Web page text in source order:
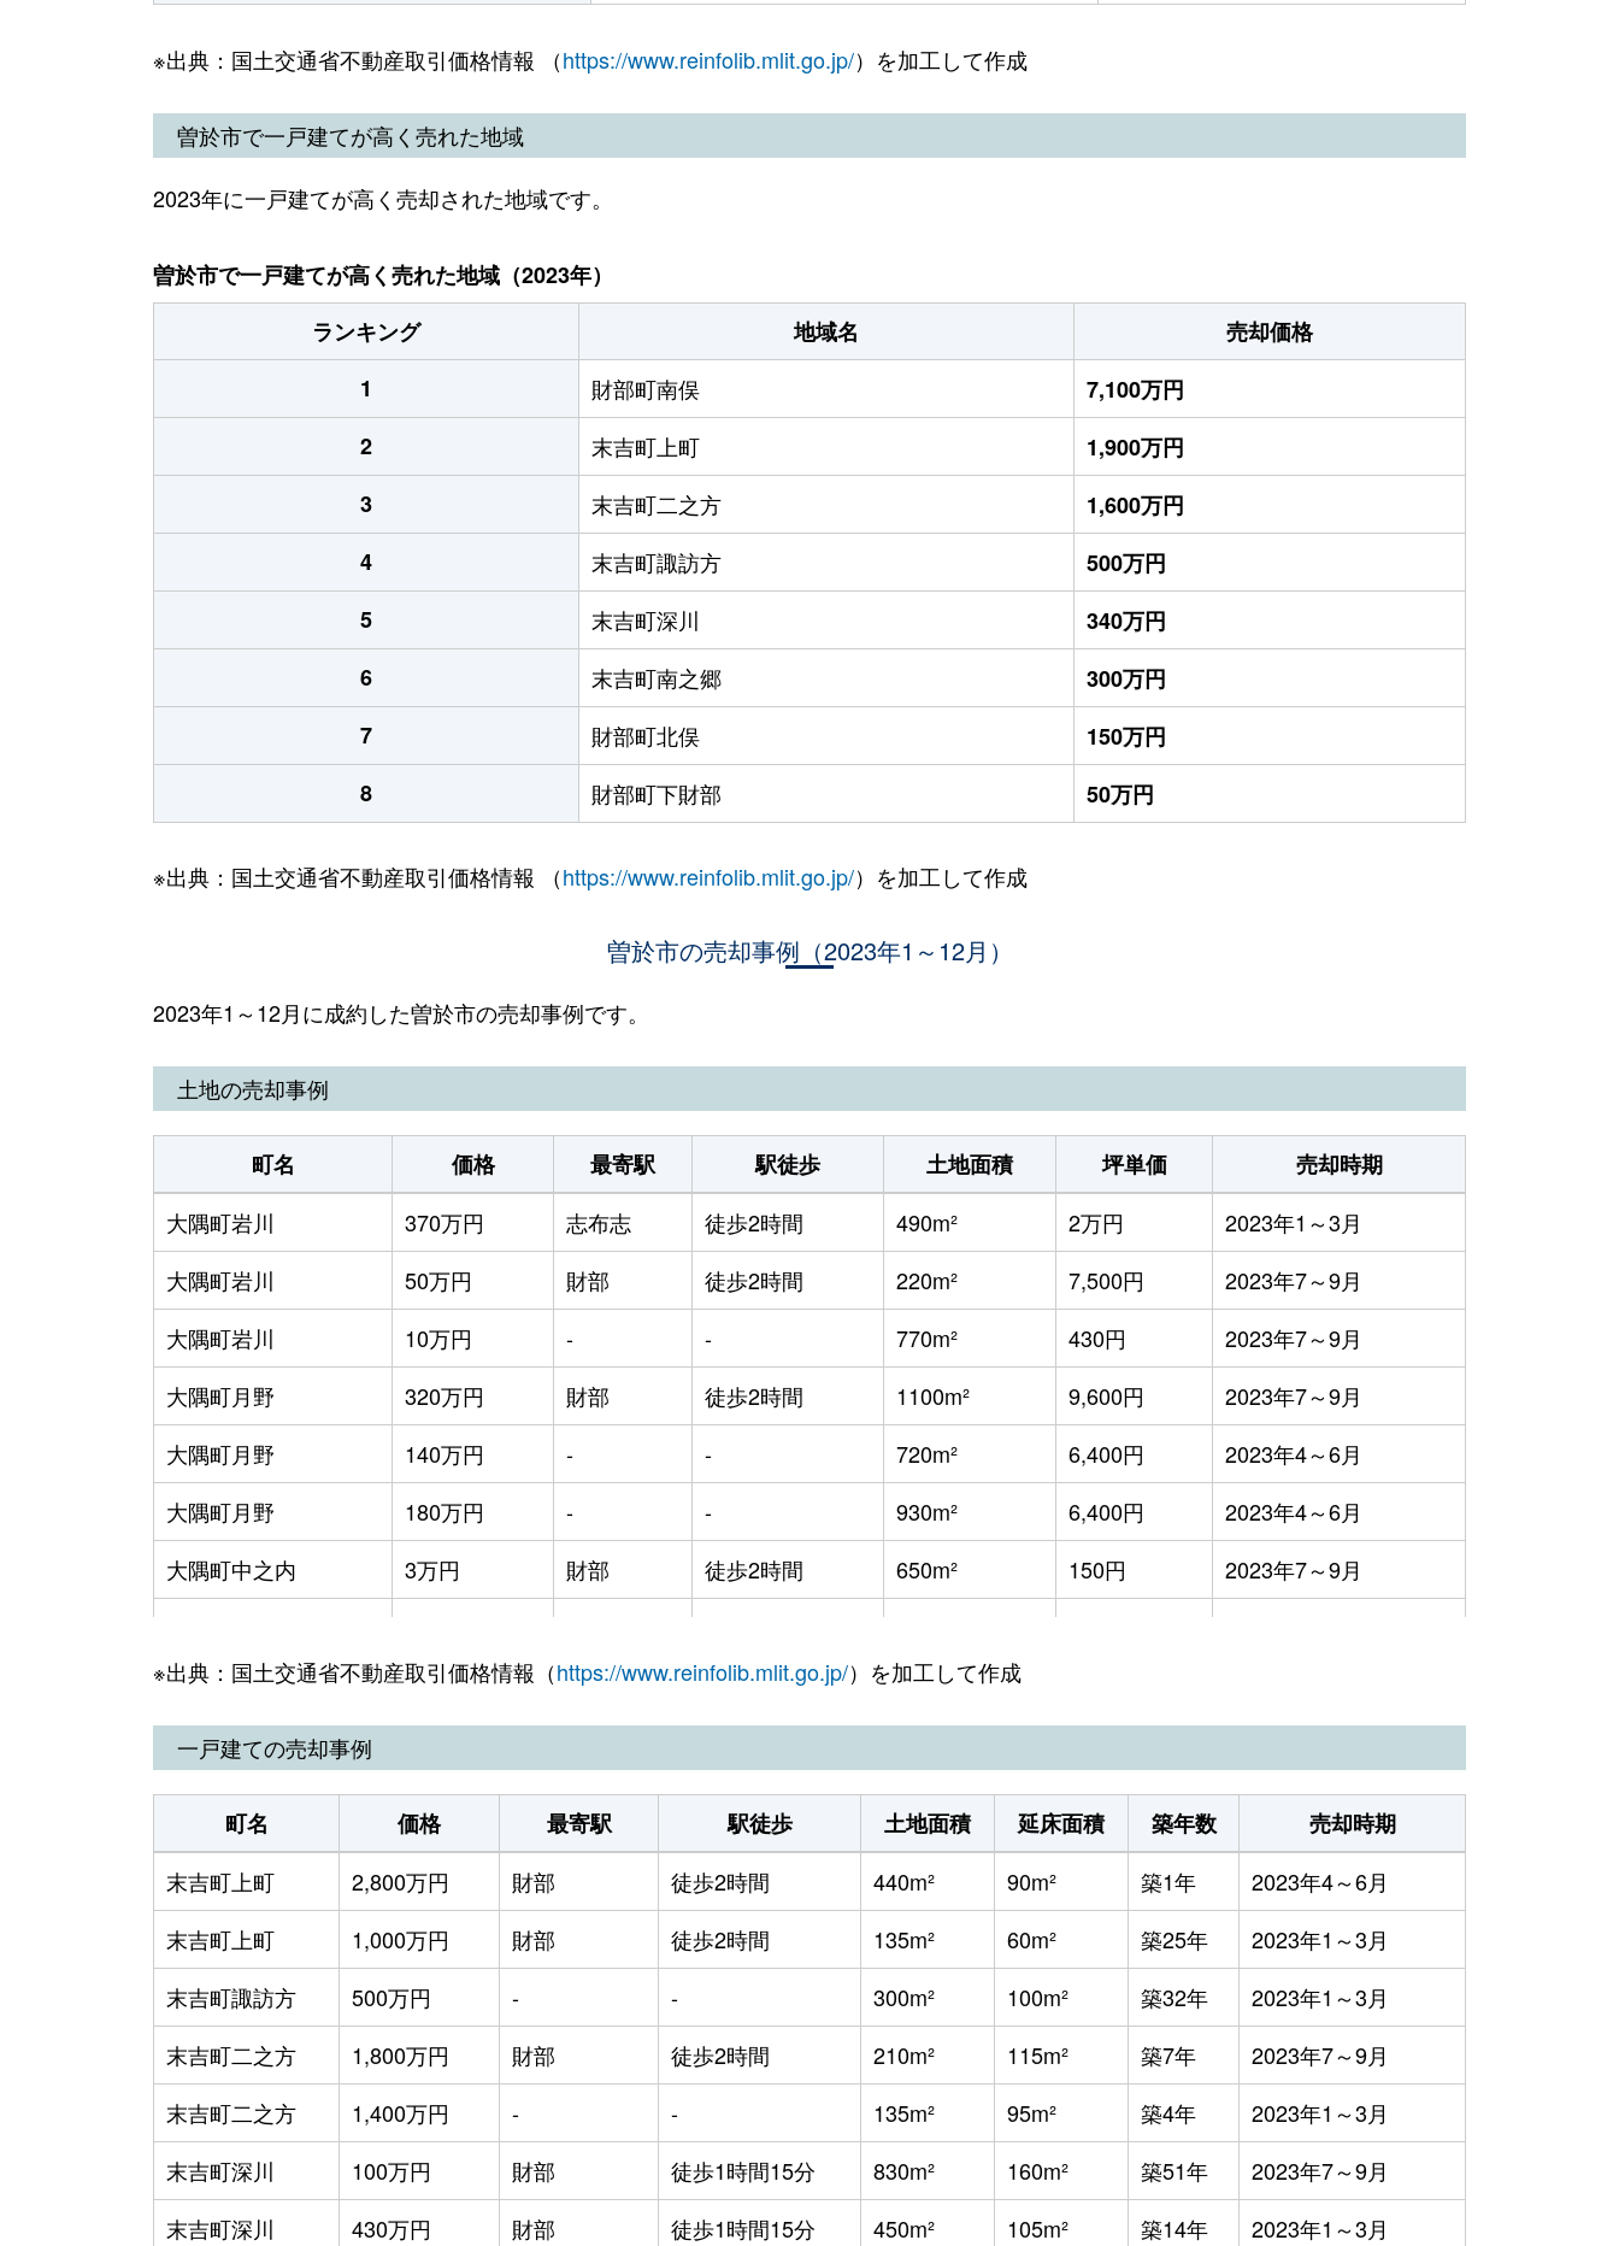
※出典：国土交通省不動産取引価格情報 （https://www.reinfolib.mlit.go.jp/）を加工して作成
曽於市で一戸建てが高く売れた地域
2023年に一戸建てが高く売却された地域です。
曽於市で一戸建てが高く売れた地域（2023年）
ランキング
地域名
売却価格
1
財部町南俣
7,100万円
2
末吉町上町
1,900万円
3
末吉町二之方
1,600万円
4
末吉町諏訪方
500万円
5
末吉町深川
340万円
6
末吉町南之郷
300万円
7
財部町北俣
150万円
8
財部町下財部 50万円
※出典：国土交通省不動産取引価格情報 （https://www.reinfolib.mlit.go.jp/）を加工して作成
曽於市の売却事例（2023年1～12月）
2023年1～12月に成約した曽於市の売却事例です。
土地の売却事例
町名 価格 最寄駅 駅徒歩 土地面積 坪単価
売却時期
大隅町岩川
370万円 志布志 徒歩2時間 490m² 2万円
2023年1～3月
大隅町岩川
50万円 財部 徒歩2時間 220m² 7,500円
2023年7～9月
大隅町岩川
10万円 - - 770m² 430円
2023年7～9月
大隅町月野
320万円 財部 徒歩2時間 1100m² 9,600円
2023年7～9月
大隅町月野
140万円 - - 720m² 6,400円
2023年4～6月
大隅町月野
180万円 - - 930m² 6,400円
2023年4～6月
大隅町中之内
3万円 財部 徒歩2時間 650m² 150円
2023年7～9月
大隅町鳴神町
500万円 志布志 徒歩2時間 740m²
末吉町上町
末吉町二之方
800万円 財部 徒歩2時間 740m² 3万円
2023年4～6月
末吉町二之方
70万円 財部 徒歩2時間 175m² 1万円
2023年1～3月
末吉町二之方
540万円 - - 490m² 3万円
2023年1～3月
末吉町二之方
500万円 - - 990m² 1万円
2023年1～3月
末吉町二之方
200万円 - - 175m² 3万円
2023年1～3月
末吉町深川
120万円 財部 徒歩45分 110m² 3万円
2023年1～3月
末吉町深川
130万円 財部 徒歩45分 120m² 3万円
2023年1～3月
末吉町深川
140万円 財部 徒歩45分 145m² 3万円 2023年1～3月
※出典：国土交通省不動産取引価格情報（https://www.reinfolib.mlit.go.jp/）を加工して作成
一戸建ての売却事例
町名 価格 最寄駅 駅徒歩 土地面積 延床面積 築年数
売却時期
末吉町上町
2,800万円 財部 徒歩2時間 440m² 90m² 築1年
2023年4～6月
末吉町上町
1,000万円 財部 徒歩2時間 135m² 60m² 築25年
2023年1～3月
末吉町諏訪方
500万円 - - 300m² 100m² 築32年
2023年1～3月
末吉町二之方
1,800万円 財部 徒歩2時間 210m² 115m² 築7年
2023年7～9月
末吉町二之方
1,400万円 - - 135m² 95m² 築4年
2023年1～3月
末吉町深川
100万円 財部 徒歩1時間15分 830m² 160m² 築51年
2023年7～9月
末吉町深川
430万円 財部 徒歩1時間15分 450m² 105m² 築14年 2023年1～3月